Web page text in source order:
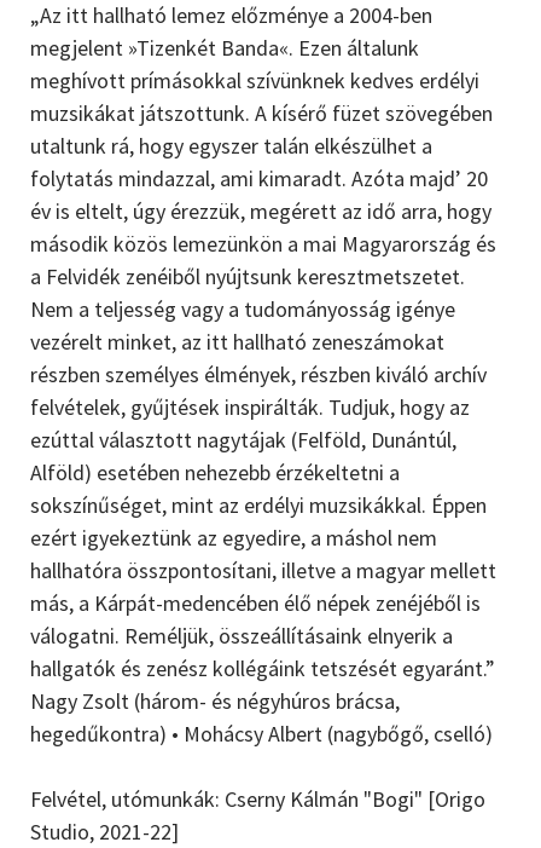
„Az itt hallható lemez előzménye a 2004-ben
megjelent »Tizenkét Banda«. Ezen általunk
meghívott prímásokkal szívünknek kedves erdélyi
muzsikákat játszottunk. A kísérő füzet szövegében
utaltunk rá, hogy egyszer talán elkészülhet a
folytatás mindazzal, ami kimaradt. Azóta majd’ 20
év is eltelt, úgy érezzük, megérett az idő arra, hogy
második közös lemezünkön a mai Magyarország és
a Felvidék zenéiből nyújtsunk keresztmetszetet.
Nem a teljesség vagy a tudományosság igénye
vezérelt minket, az itt hallható zeneszámokat
részben személyes élmények, részben kiváló archív
felvételek, gyűjtések inspirálták. Tudjuk, hogy az
ezúttal választott nagytájak (Felföld, Dunántúl,
Alföld) esetében nehezebb érzékeltetni a
sokszínűséget, mint az erdélyi muzsikákkal. Éppen
ezért igyekeztünk az egyedire, a máshol nem
hallhatóra összpontosítani, illetve a magyar mellett
más, a Kárpát-medencében élő népek zenéjéből is
válogatni. Reméljük, összeállításaink elnyerik a
hallgatók és zenész kollégáink tetszését egyaránt.”
Nagy Zsolt (három- és négyhúros brácsa,
hegedűkontra) • Mohácsy Albert (nagybőgő, cselló)
Felvétel, utómunkák: Cserny Kálmán "Bogi" [Origo
Studio, 2021-22]